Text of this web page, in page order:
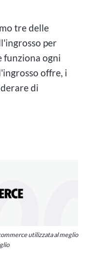
tre delle
per
funziona ogni
offre, i
di
utilizzata al meglio